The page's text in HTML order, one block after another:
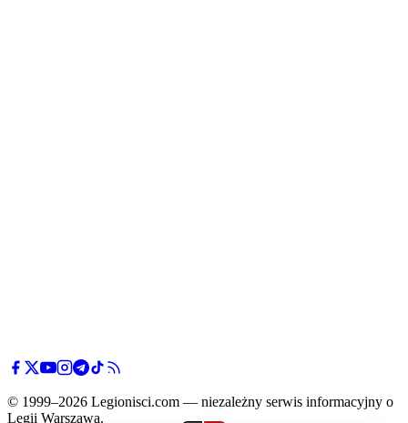
© 1999–2026 Legionisci.com — niezależny serwis informacyjny o
Legii Warszawa.